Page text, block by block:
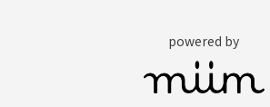
powered by